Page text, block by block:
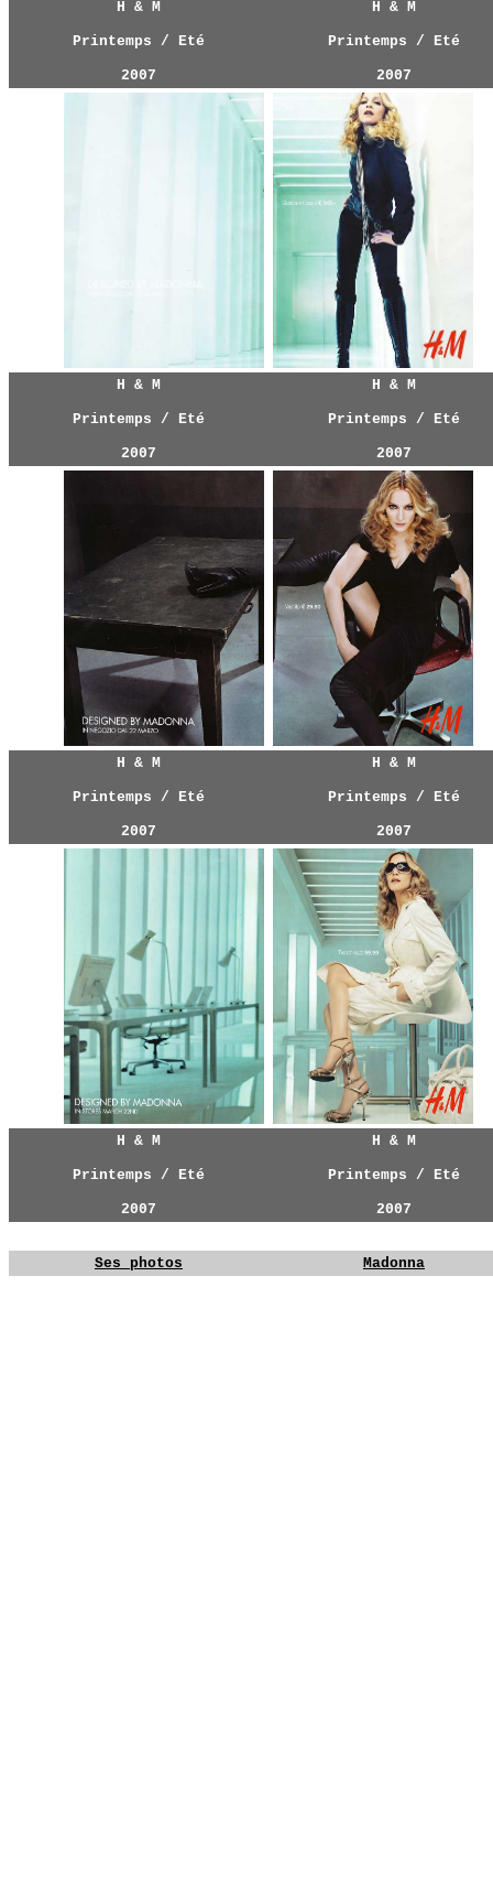
H & M
Printemps / Eté
2007
H & M
Printemps / Eté
2007
H & M
Printemps / Eté
2007
H & M
Printemps / Eté
2007
H & M
Printemps / Eté
2007
H & M
Printemps / Eté
2007
H & M
Printemps / Eté
2007
H & M
Printemps / Eté
2007
Ses photos Madonna